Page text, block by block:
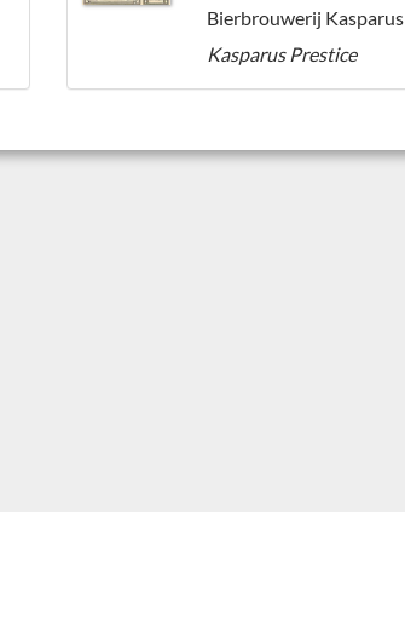
Bierbrouwerij Kasparus
Kasparus Prestice